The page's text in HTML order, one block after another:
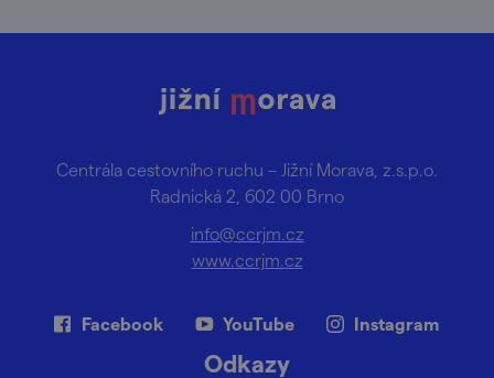
Centrála cestovního ruchu – Jižní Morava, z.s.p.o.
Radnická 2, 602 00 Brno
info@ccrjm.cz
www.ccrjm.cz
Facebook YouTube Instagram
Odkazy